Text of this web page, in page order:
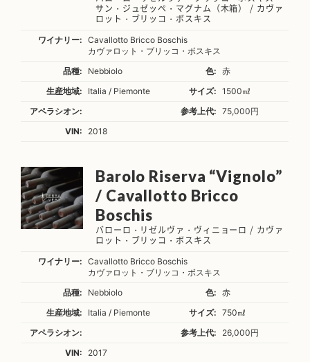
サン・ジュゼッペ・マグナム（木箱） / カヴァ
ロット・ブリッコ・ボスキス
ワイナリー:
Cavallotto Bricco Boschis
カヴァロット・ブリッコ・ボスキス
品種:
Nebbiolo 色:
赤
生産地域:
Italia / Piemonte サイズ:
1500㎖
アペラシオン:
参考上代:
75,000円
VIN:
2018
Barolo Riserva “Vignolo”
/ Cavallotto Bricco
Boschis
バローロ・リゼルヴァ・ヴィニョーロ / カヴァ
ロット・ブリッコ・ボスキス
ワイナリー:
Cavallotto Bricco Boschis
カヴァロット・ブリッコ・ボスキス
品種:
Nebbiolo 色:
赤
生産地域:
Italia / Piemonte サイズ:
750㎖
アペラシオン:
参考上代:
26,000円
VIN:
2017